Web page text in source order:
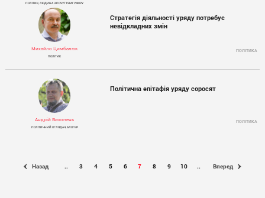
ПОЛІТИК, ЛЮДИНА З ПОЧУТТЯМ ГУМОРУ
Михайло Цимбалюк
ПОЛІТИК
Стратегія діяльності уряду потребує
невідкладних змін
ПОЛІТИКА
Андрій Вихопень
ПОЛІТИЧНИЙ ОГЛЯДАЧ, БЛОГЕР
Політична епітафія уряду соросят
ПОЛІТИКА
Назад .. 3 4 5 6 7 8 9 10 .. Вперед